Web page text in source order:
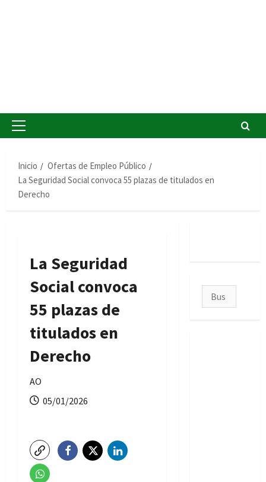
Menú
Inicio
Ofertas de Empleo Público
La Seguridad Social convoca 55 plazas de titulados en
Derecho
La Seguridad
Social convoca
55 plazas de
titulados en
Derecho
AO
05/01/2026
Buscar: